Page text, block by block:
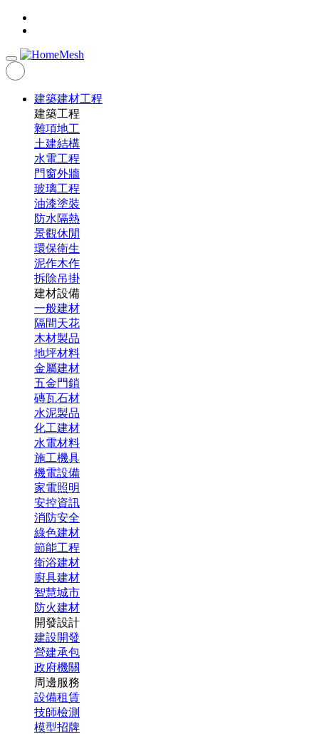
建築建材工程
建築工程
雜項地工
土建結構
水電工程
門窗外牆
玻璃工程
油漆塗裝
防水隔熱
景觀休閒
環保衛生
泥作木作
拆除吊掛
建材設備
一般建材
隔間天花
木材製品
地坪材料
金屬建材
五金門鎖
磚瓦石材
水泥製品
化工建材
水電材料
施工機具
機電設備
家電照明
安控資訊
消防安全
綠色建材
節能工程
衛浴建材
廚具建材
智慧城市
防火建材
開發設計
建設開發
營建承包
政府機關
周邊服務
設備租賃
技師檢測
模型招牌